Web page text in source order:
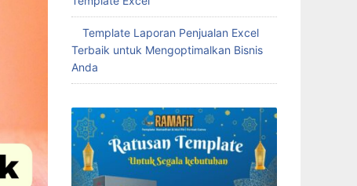
Template Laporan Penjualan Excel
Terbaik untuk Mengoptimalkan Bisnis
Anda